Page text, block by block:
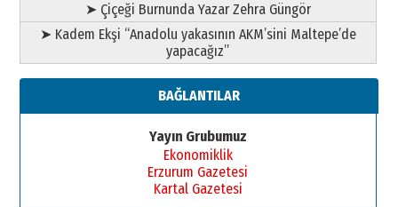
➤ Çiçeği Burnunda Yazar Zehra Güngör
➤ Kadem Ekşi “Anadolu yakasının AKM’sini Maltepe’de
yapacağız”
BAĞLANTILAR
Yayın Grubumuz
Ekonomiklik
Erzurum Gazetesi
Kartal Gazetesi